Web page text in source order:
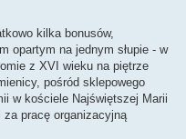
kilka bonusów,
opartym na jednym słupie - w
z XVI wieku na piętrze
pośród sklepowego
w kościele Najświętszej Marii
za pracę organizacyjną